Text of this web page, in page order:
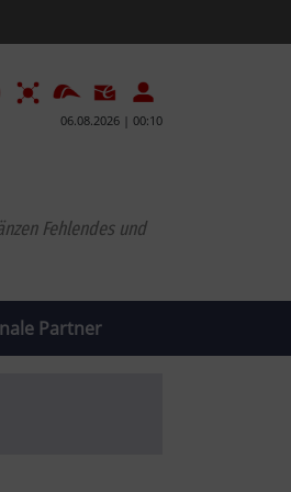
06.08.2026 | 00:10
Fehlendes und
Partner